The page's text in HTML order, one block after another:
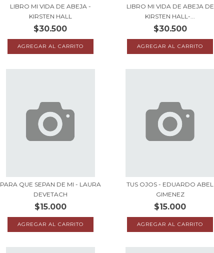
LIBRO MI VIDA DE ABEJA -
KIRSTEN HALL
$30.500
LIBRO MI VIDA DE ABEJA DE
KIRSTEN HALL-...
$30.500
PARA QUE SEPAN DE MI - LAURA
DEVETACH
$15.000
TUS OJOS - EDUARDO ABEL
GIMENEZ
$15.000